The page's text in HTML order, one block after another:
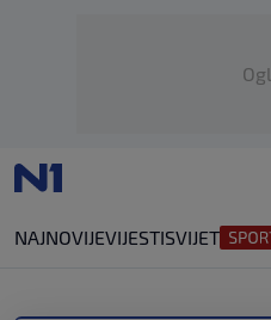
NAJNOVIJEVIJESTISVIJET